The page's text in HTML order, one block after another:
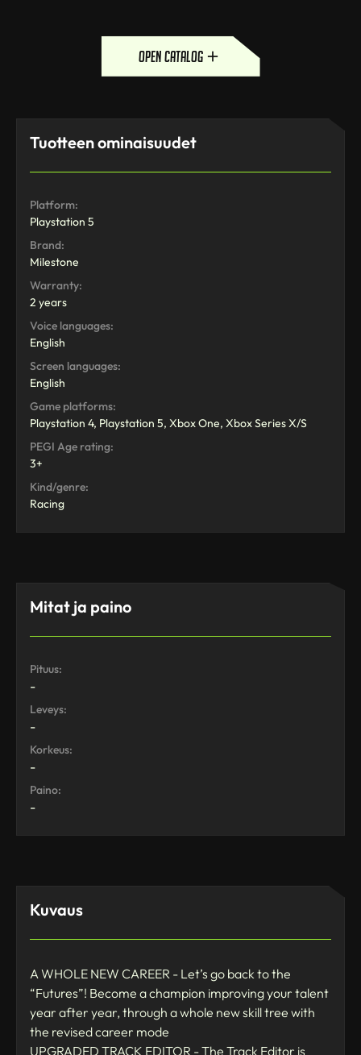
open catalog
Tuotteen ominaisuudet
Platform:
Playstation 5
Brand:
Milestone
Warranty:
2 years
Voice languages:
English
Screen languages:
English
Game platforms:
Playstation 4, Playstation 5, Xbox One, Xbox Series X/S
PEGI Age rating:
3+
Kind/genre:
Racing
Mitat ja paino
Pituus:
-
Leveys:
-
Korkeus:
-
Paino:
-
Kuvaus
A WHOLE NEW CAREER - Let’s go back to the
“Futures”! Become a champion improving your talent
year after year, through a whole new skill tree with
the revised career mode
UPGRADED TRACK EDITOR - The Track Editor is